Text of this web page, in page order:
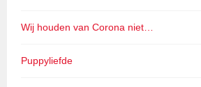
Wij houden van Corona niet…
Puppyliefde